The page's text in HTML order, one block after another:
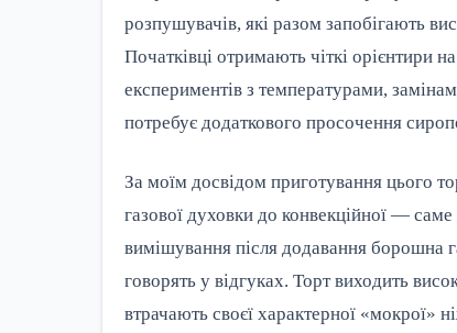
розпушувачів, які разом запобігають
Початківці отримають чіткі орієнтири
експериментів з температурами,
потребує додаткового просочення
За моїм досвідом приготування цього
газової духовки до конвекційної —
вимішування після додавання борошна
говорять у відгуках. Торт виходить
втрачають своєї характерної «мокрої»